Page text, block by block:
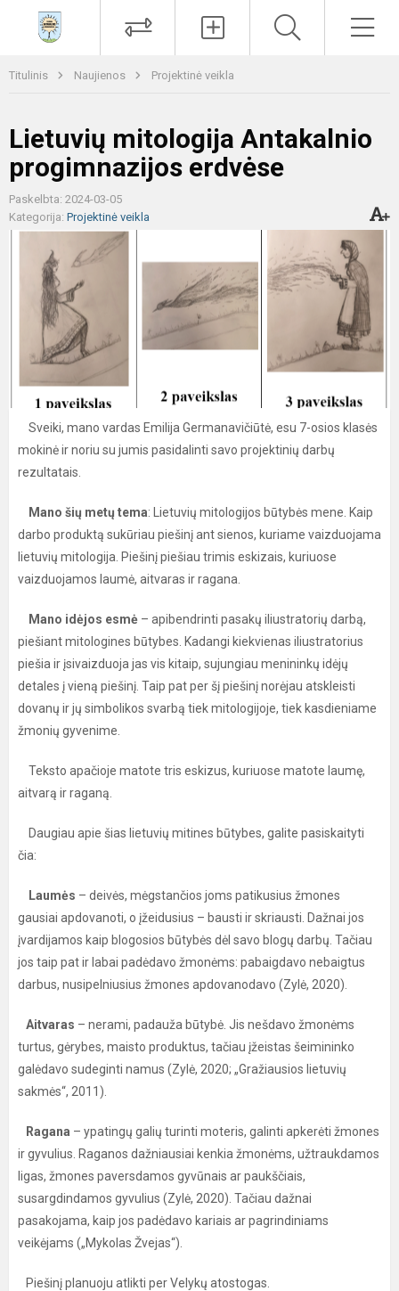
Titulinis Naujienos Projektinė veikla
Lietuvių mitologija Antakalnio
progimnazijos erdvėse
Paskelbta: 2024-03-05
Kategorija: Projektinė veikla
Sveiki, mano vardas Emilija Germanavičiūtė, esu 7-osios klasės
mokinė ir noriu su jumis pasidalinti savo projektinių darbų
rezultatais.
Mano šių metų tema: Lietuvių mitologijos būtybės mene. Kaip
darbo produktą sukūriau piešinį ant sienos, kuriame vaizduojama
lietuvių mitologija. Piešinį piešiau trimis eskizais, kuriuose
vaizduojamos laumė, aitvaras ir ragana.
Mano idėjos esmė – apibendrinti pasakų iliustratorių darbą,
piešiant mitologines būtybes. Kadangi kiekvienas iliustratorius
piešia ir įsivaizduoja jas vis kitaip, sujungiau menininkų idėjų
detales į vieną piešinį. Taip pat per šį piešinį norėjau atskleisti
dovanų ir jų simbolikos svarbą tiek mitologijoje, tiek kasdieniame
žmonių gyvenime.
Teksto apačioje matote tris eskizus, kuriuose matote laumę,
aitvarą ir raganą.
Daugiau apie šias lietuvių mitines būtybes, galite pasiskaityti
čia:
Laumės – deivės, mėgstančios joms patikusius žmones
gausiai apdovanoti, o įžeidusius – bausti ir skriausti. Dažnai jos
įvardijamos kaip blogosios būtybės dėl savo blogų darbų. Tačiau
jos taip pat ir labai padėdavo žmonėms: pabaigdavo nebaigtus
darbus, nusipelniusius žmones apdovanodavo (Zylė, 2020).
Aitvaras – nerami, padauža būtybė. Jis nešdavo žmonėms
turtus, gėrybes, maisto produktus, tačiau įžeistas šeimininko
galėdavo sudeginti namus (Zylė, 2020; „Gražiausios lietuvių
sakmės“, 2011).
Ragana – ypatingų galių turinti moteris, galinti apkerėti žmones
ir gyvulius. Raganos dažniausiai kenkia žmonėms, užtraukdamos
ligas, žmones paversdamos gyvūnais ar paukščiais,
susargdindamos gyvulius (Zylė, 2020). Tačiau dažnai
pasakojama, kaip jos padėdavo kariais ar pagrindiniams
veikėjams („Mykolas Žvejas“).
Piešinį planuoju atlikti per Velykų atostogas.